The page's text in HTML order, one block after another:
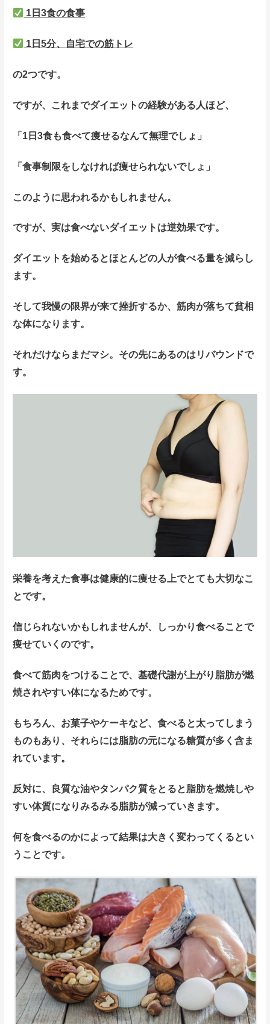
1日3食の食事
1日5分、自宅での筋トレ
の2つです。
ですが、これまでダイエットの経験がある人ほど、
「1日3食も食べて痩せるなんて無理でしょ」
「食事制限をしなければ痩せられないでしょ」
このように思われるかもしれません。
ですが、実は食べないダイエットは逆効果です。
ダイエットを始めるとほとんどの人が食べる量を減らし
ます。
そして我慢の限界が来て挫折するか、筋肉が落ちて貧相
な体になります。
それだけならまだマシ。その先にあるのはリバウンドで
す。
栄養を考えた食事は健康的に痩せる上でとても大切なこ
とです。
信じられないかもしれませんが、しっかり食べることで
痩せていくのです。
食べて筋肉をつけることで、基礎代謝が上がり脂肪が燃
焼されやすい体になるためです。
もちろん、お菓子やケーキなど、食べると太ってしまう
ものもあり、 それらには脂肪の元になる糖質が多く含ま
れています。
反対に、良質な油やタンパク質をとると脂肪を燃焼しや
すい体質になりみるみる脂肪が減っていきます。
何を食べるのかによって結果は大きく変わってくるとい
うことです。